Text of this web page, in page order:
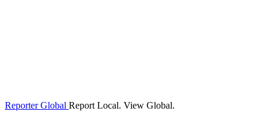
Reporter Global Report Local. View Global.